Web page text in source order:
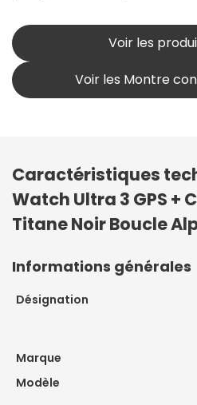
Voir les
Voir les Montre
Caractéristiques
Watch Ultra 3 GPS +
Titane Noir Boucle
Informations générales
Désignation
Marque
Modèle